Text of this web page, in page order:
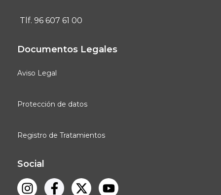
Tlf. 96 607 61 00
Documentos Legales
Aviso Legal
Protección de datos
Registro de Tratamientos
Social